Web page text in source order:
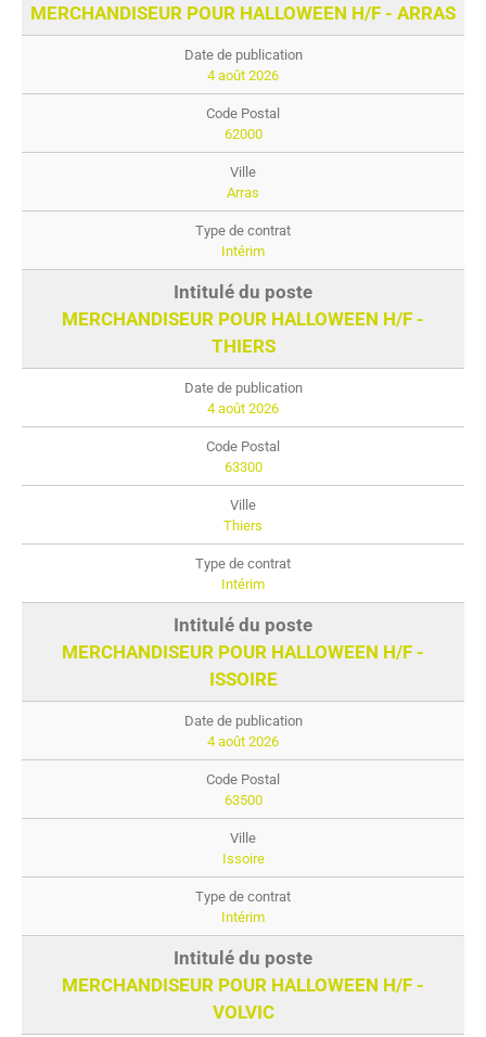
MERCHANDISEUR POUR HALLOWEEN H/F - ARRAS
4 août 2026
62000
Arras
Intérim
MERCHANDISEUR POUR HALLOWEEN H/F -
THIERS
4 août 2026
63300
Thiers
Intérim
MERCHANDISEUR POUR HALLOWEEN H/F -
ISSOIRE
4 août 2026
63500
Issoire
Intérim
MERCHANDISEUR POUR HALLOWEEN H/F -
VOLVIC